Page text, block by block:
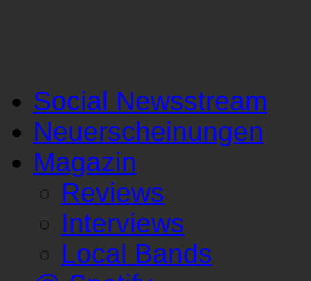
Social Newsstream
Neuerscheinungen
Magazin
Reviews
Interviews
Local Bands